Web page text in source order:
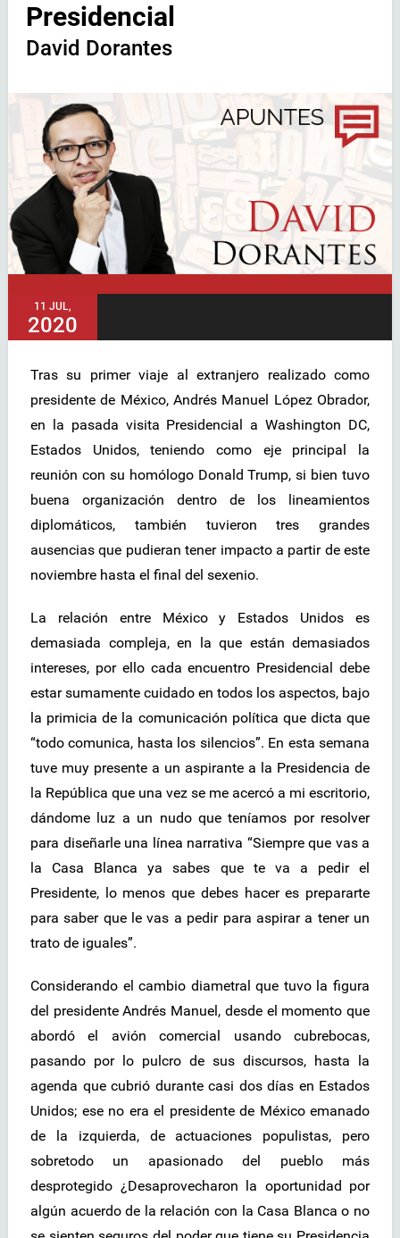
Presidencial
David Dorantes
11 JUL,
2020
Tras su primer viaje al extranjero realizado como
presidente de México, Andrés Manuel López Obrador,
en la pasada visita Presidencial a Washington DC,
Estados Unidos, teniendo como eje principal la
reunión con su homólogo Donald Trump, si bien tuvo
buena organización dentro de los lineamientos
diplomáticos, también tuvieron tres grandes
ausencias que pudieran tener impacto a partir de este
noviembre hasta el final del sexenio.
La relación entre México y Estados Unidos es
demasiada compleja, en la que están demasiados
intereses, por ello cada encuentro Presidencial debe
estar sumamente cuidado en todos los aspectos, bajo
la primicia de la comunicación política que dicta que
“todo comunica, hasta los silencios”. En esta semana
tuve muy presente a un aspirante a la Presidencia de
la República que una vez se me acercó a mi escritorio,
dándome luz a un nudo que teníamos por resolver
para diseñarle una línea narrativa “Siempre que vas a
la Casa Blanca ya sabes que te va a pedir el
Presidente, lo menos que debes hacer es prepararte
para saber que le vas a pedir para aspirar a tener un
trato de iguales”.
Considerando el cambio diametral que tuvo la figura
del presidente Andrés Manuel, desde el momento que
abordó el avión comercial usando cubrebocas,
pasando por lo pulcro de sus discursos, hasta la
agenda que cubrió durante casi dos días en Estados
Unidos; ese no era el presidente de México emanado
de la izquierda, de actuaciones populistas, pero
sobretodo un apasionado del pueblo más
desprotegido ¿Desaprovecharon la oportunidad por
algún acuerdo de la relación con la Casa Blanca o no